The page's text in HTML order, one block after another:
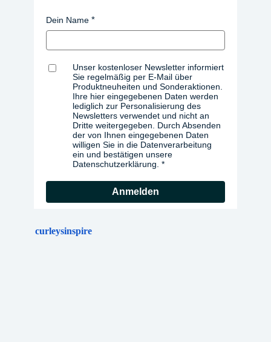
Dein Name
Unser kostenloser Newsletter informiert
Sie regelmäßig per E-Mail über
Produktneuheiten und Sonderaktionen.
Ihre hier eingegebenen Daten werden
lediglich zur Personalisierung des
Newsletters verwendet und nicht an
Dritte weitergegeben. Durch Absenden
der von Ihnen eingegebenen Daten
willigen Sie in die Datenverarbeitung
ein und bestätigen unsere
Datenschutzerklärung.
Anmelden
curleysinspire